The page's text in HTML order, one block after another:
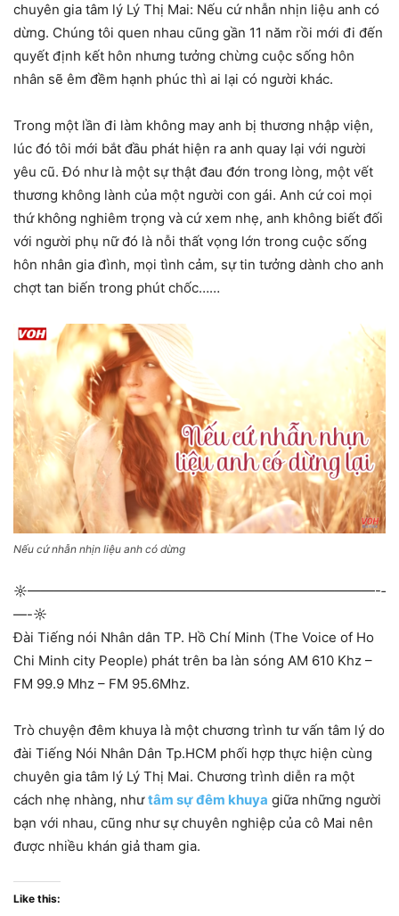
chuyên gia tâm lý Lý Thị Mai: Nếu cứ nhẫn nhịn liệu anh có
dừng. Chúng tôi quen nhau cũng gần 11 năm rồi mới đi đến
quyết định kết hôn nhưng tưởng chừng cuộc sống hôn
nhân sẽ êm đềm hạnh phúc thì ai lại có người khác.
Trong một lần đi làm không may anh bị thương nhập viện,
lúc đó tôi mới bắt đầu phát hiện ra anh quay lại với người
yêu cũ. Đó như là một sự thật đau đớn trong lòng, một vết
thương không lành của một người con gái. Anh cứ coi mọi
thứ không nghiêm trọng và cứ xem nhẹ, anh không biết đối
với người phụ nữ đó là nỗi thất vọng lớn trong cuộc sống
hôn nhân gia đình, mọi tình cảm, sự tin tưởng dành cho anh
chợt tan biến trong phút chốc……
Nếu cứ nhẫn nhịn liệu anh có dừng
☼—————————————­—————————————-­
—-☼
Đài Tiếng nói Nhân dân TP. Hồ Chí Minh (The Voice of Ho
Chi Minh city People) phát trên ba làn sóng AM 610 Khz –
FM 99.9 Mhz – FM 95.6Mhz.
Trò chuyện đêm khuya là một chương trình tư vấn tâm lý do
đài Tiếng Nói Nhân Dân Tp.HCM phối hợp thực hiện cùng
chuyên gia tâm lý Lý Thị Mai. Chương trình diễn ra một
cách nhẹ nhàng, nhưtâm sự đêm khuya giữa những người
bạn với nhau, cũng như sự chuyên nghiệp của cô Mai nên
được nhiều khán giả tham gia.
Like this: